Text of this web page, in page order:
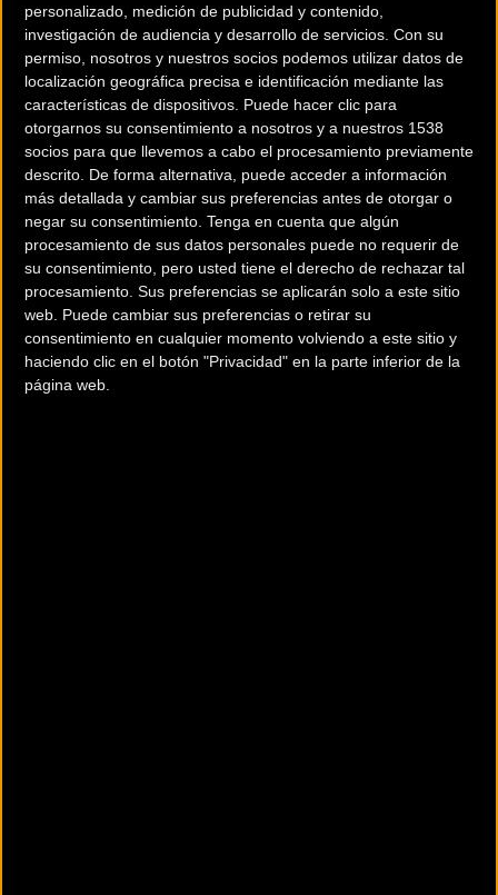
personalizado, medición de publicidad y contenido,
investigación de audiencia y desarrollo de servicios. Con su
permiso, nosotros y nuestros socios podemos utilizar datos de
localización geográfica precisa e identificación mediante las
características de dispositivos. Puede hacer clic para
otorgarnos su consentimiento a nosotros y a nuestros 1538
socios para que llevemos a cabo el procesamiento previamente
descrito. De forma alternativa, puede acceder a información
más detallada y cambiar sus preferencias antes de otorgar o
negar su consentimiento. Tenga en cuenta que algún
procesamiento de sus datos personales puede no requerir de
su consentimiento, pero usted tiene el derecho de rechazar tal
procesamiento. Sus preferencias se aplicarán solo a este sitio
web. Puede cambiar sus preferencias o retirar su
consentimiento en cualquier momento volviendo a este sitio y
haciendo clic en el botón "Privacidad" en la parte inferior de la
página web.
Con un peso de tan solo 201 gramos (228 gramos con
su estuche), este compacto dispositivo de 83x66x33
mm es extremadamente fácil de transportar en el
bolsillo del maillot, en una mochila o en la bolsa de
herramientas. Está diseñado específicamente para
bicicletas y motocicletas, ofreciendo un rendimiento
de alta precisión gracias a sumanómetro digital con
pantalla led integrada, que monitoriza la presión del
aire y el nivel de la batería en tiempo real con una
precisión milimétrica de ±1 PSI.
Potencia y autonomía en formato
de bolsillo